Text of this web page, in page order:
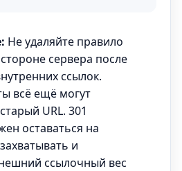
Не удаляйте правило
сервера после
ссылок.
всё ещё могут
URL. 301
оставаться на
и
ссылочный вес